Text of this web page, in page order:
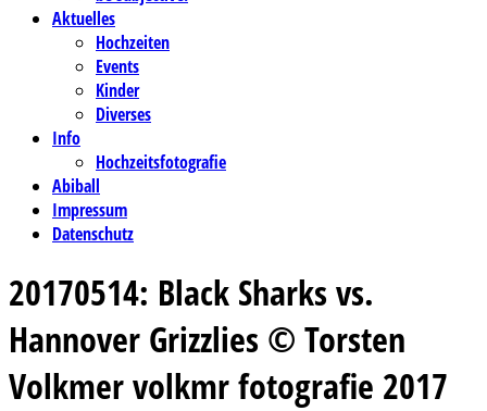
Aktuelles
Hochzeiten
Events
Kinder
Diverses
Info
Hochzeitsfotografie
Abiball
Impressum
Datenschutz
20170514: Black Sharks vs.
Hannover Grizzlies © Torsten
Volkmer volkmr fotografie 2017